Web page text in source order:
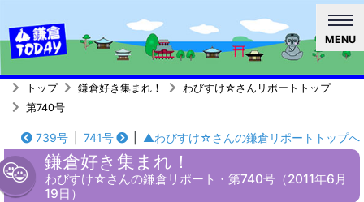
MENU
トップ 鎌倉好き集まれ！
わびすけ☆さんリポートトップ
第740号
739号 741号 ▲わびすけ☆さんの鎌倉リポートトップへ
鎌倉好き集まれ！
わびすけ☆さんの鎌倉リポート・第740号（2011年6月
19日）